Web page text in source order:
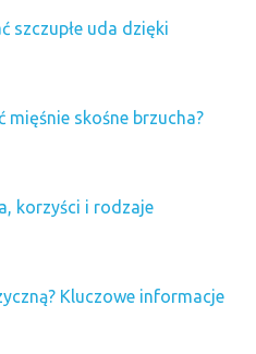
szczupłe uda dzięki
mięśnie skośne brzucha?
korzyści i rodzaje
Kluczowe informacje